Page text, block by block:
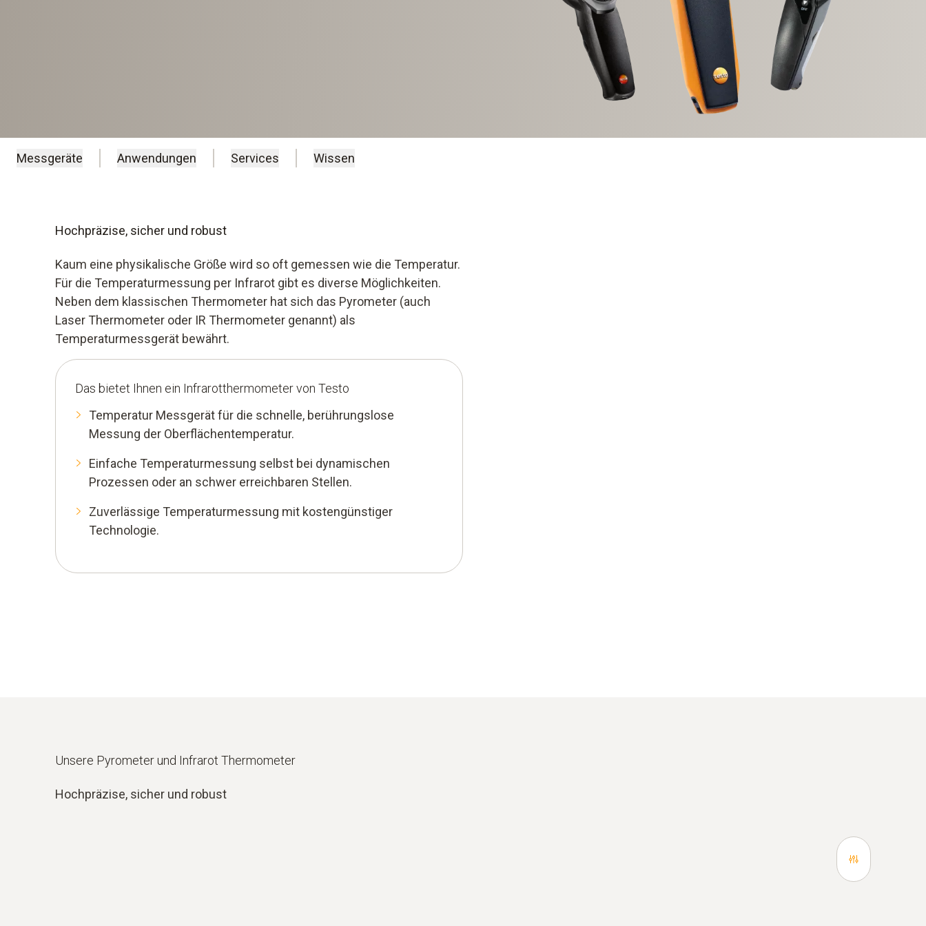
Messgeräte Anwendungen Services Wissen
Hochpräzise, sicher und robust
Kaum eine physikalische Größe wird so oft gemessen wie die Temperatur.
Für die Temperaturmessung per Infrarot gibt es diverse Möglichkeiten.
Neben dem klassischen Thermometer hat sich das Pyrometer (auch
Laser Thermometer oder IR Thermometer genannt) als
Temperaturmessgerät bewährt.
Das bietet Ihnen ein Infrarotthermometer von Testo
Temperatur Messgerät für die schnelle, berührungslose
Messung der Oberflächentemperatur.
Einfache Temperaturmessung selbst bei dynamischen
Prozessen oder an schwer erreichbaren Stellen.
Zuverlässige Temperaturmessung mit kostengünstiger
Technologie.
Unsere Pyrometer und Infrarot Thermometer
Hochpräzise, sicher und robust